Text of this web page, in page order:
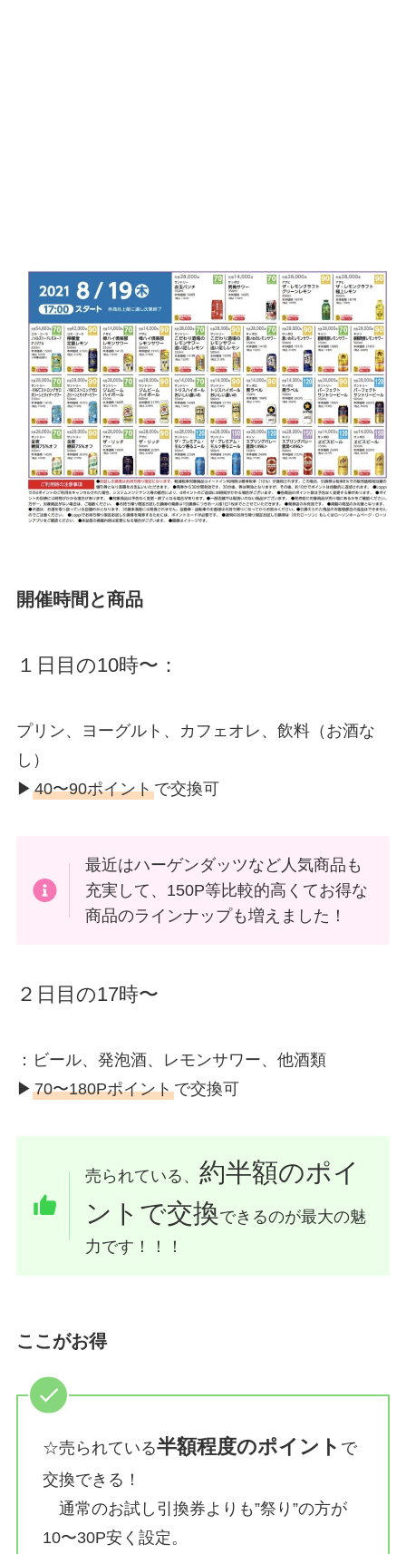
開催時間と商品
１日目の10時〜：
プリン、ヨーグルト、カフェオレ、飲料（お酒な
し）
▶︎ 40〜90ポイントで交換可
最近はハーゲンダッツなど人気商品も
充実して、150P等比較的高くてお得な
商品のラインナップも増えました！
２日目の17時〜
：ビール、発泡酒、レモンサワー、他酒類
▶︎ 70〜180Pポイントで交換可
売られている、約半額のポイ
ントで交換できるのが最大の魅
力です！！！
ここがお得
☆売られている半額程度のポイント で
交換できる！
通常のお試し引換券よりも”祭り”の方が
10〜30P安く設定。